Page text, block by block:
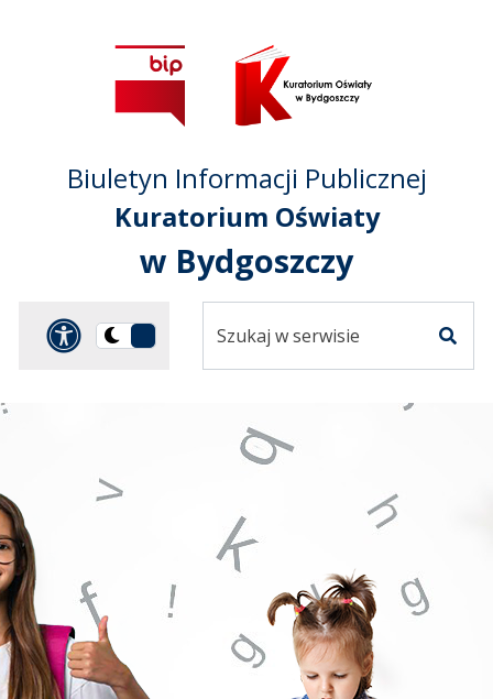
Przejdź do
głównego menu
Przejdź do treści
Przejdź do mapy
serwisu
Biuletyn Informacji Publicznej
Kuratorium Oświaty
w Bydgoszczy
Panel dostosowania
Przełącz
serwisie